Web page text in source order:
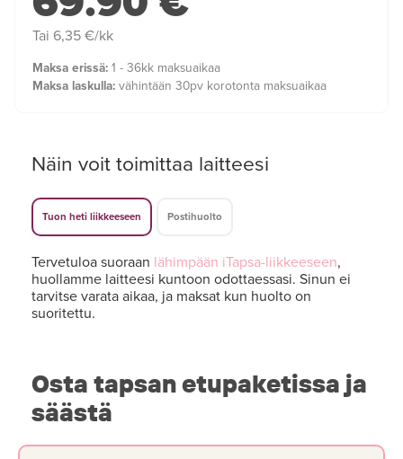
Tai 6,35 €/kk
Maksa erissä: 1 - 36kk maksuaikaa
Maksa laskulla: vähintään 30pv korotonta maksuaikaa
Näin voit toimittaa laitteesi
Tuon heti liikkeeseen Postihuolto
Tervetuloa suoraan lähimpään iTapsa-liikkeeseen,
huollamme laitteesi kuntoon odottaessasi. Sinun ei
tarvitse varata aikaa, ja maksat kun huolto on
suoritettu.
Osta tapsan etupaketissa ja
säästä